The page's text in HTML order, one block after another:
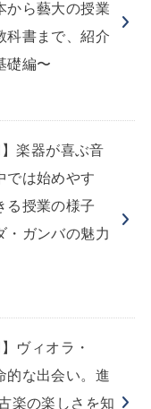
から藝大の授業
科書まで、紹介
礎編〜
】楽器が喜ぶ音
では始めやす
る授業の様子
ガンバの魅力
ヴィオラ・
的な出会い。進
楽の楽しさを知